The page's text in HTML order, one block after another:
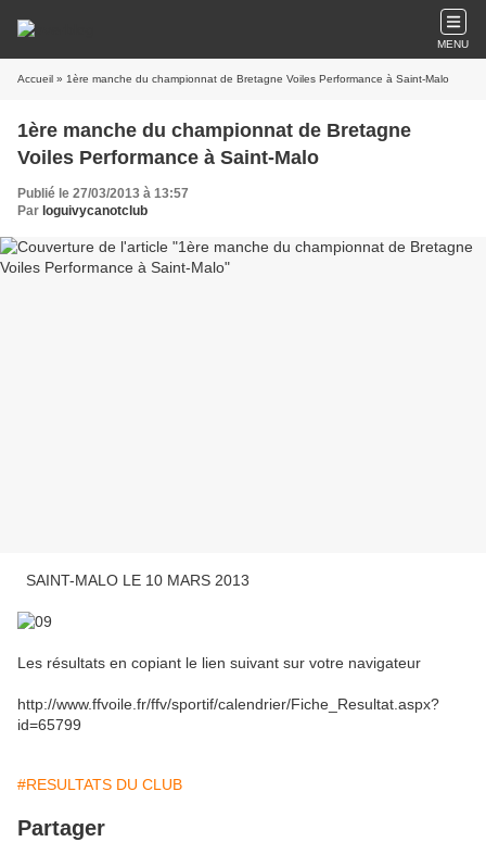
MENU
Accueil » 1ère manche du championnat de Bretagne Voiles Performance à Saint-Malo
1ère manche du championnat de Bretagne
Voiles Performance à Saint-Malo
Publié le 27/03/2013 à 13:57
Par loguivycanotclub
SAINT-MALO LE 10 MARS 2013
Les résultats en copiant le lien suivant sur votre navigateur
http://www.ffvoile.fr/ffv/sportif/calendrier/Fiche_Resultat.aspx?
id=65799
#RESULTATS DU CLUB
Partager